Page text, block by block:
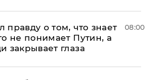
правду о том, что знает
не понимает Путин, а
закрывает глаза
08:00